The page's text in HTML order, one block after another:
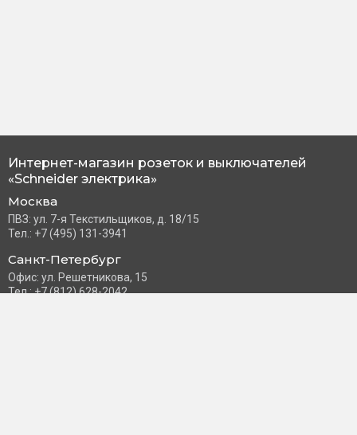
Интернет-магазин розеток и выключателей
«Schneider электрика»
Москва
ПВЗ: ул. 7-я Текстильщиков, д. 18/15
Тел.: +7 (495) 131-3941
Санкт-Петербург
Офис: ул. Решетникова, 15
Тел.: +7 (812) 628-2042